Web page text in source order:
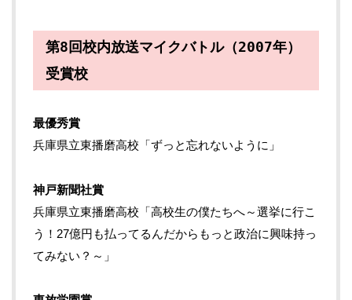
第8回校内放送マイクバトル（2007年）
受賞校
最優秀賞
兵庫県立東播磨高校「ずっと忘れないように」
神戸新聞社賞
兵庫県立東播磨高校「高校生の僕たちへ～選挙に行こ
う！27億円も払ってるんだからもっと政治に興味持っ
てみない？～」